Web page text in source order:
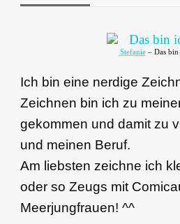
Stefanie– Das bin
Ich bin eine nerdige
Zeichnen bin ich zu
gekommen und damit zu
und meinen Beruf.
Am liebsten zeichne ich
oder so Zeugs mit
Meerjungfrauen! ^^